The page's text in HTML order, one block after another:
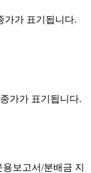
가가 표기됩니다.
가가 표기됩니다.
용보고서/분배금 지